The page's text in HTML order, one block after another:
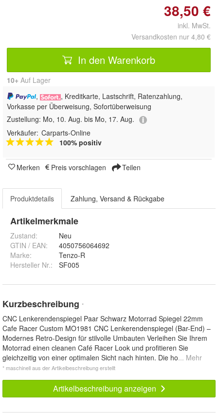
38,50 €
inkl. MwSt.
Versandkosten nur 4,80 €
In den Warenkorb
10+ Auf Lager
,
, Kreditkarte, Lastschrift, Ratenzahlung,
Vorkasse per Überweisung, Sofortüberweisung
Zustellung: Mo, 10. Aug. bis Mo, 17. Aug.
Verkäufer: Carparts-Online
100% positiv
Merken Preis vorschlagen Teilen
Produktdetails Zahlung, Versand & Rückgabe
Artikelmerkmale
Zustand:
Neu
GTIN / EAN:
4050756064692
Marke:
Tenzo-R
Hersteller Nr.:
SF005
Kurzbeschreibung *
CNC Lenkerendenspiegel Paar Schwarz Motorrad Spiegel 22mm
Cafe Racer Custom MO1981 CNC Lenkerendenspiegel (Bar-End) –
Modernes Retro-Design für stilvolle Umbauten Verleihen Sie Ihrem
Motorrad einen cleanen Café Racer Look und profitieren Sie
gleichzeitig von einer optimalen Sicht nach hinten. Die ho... Mehr
* maschinell aus der Artikelbeschreibung erstellt
Artikelbeschreibung anzeigen